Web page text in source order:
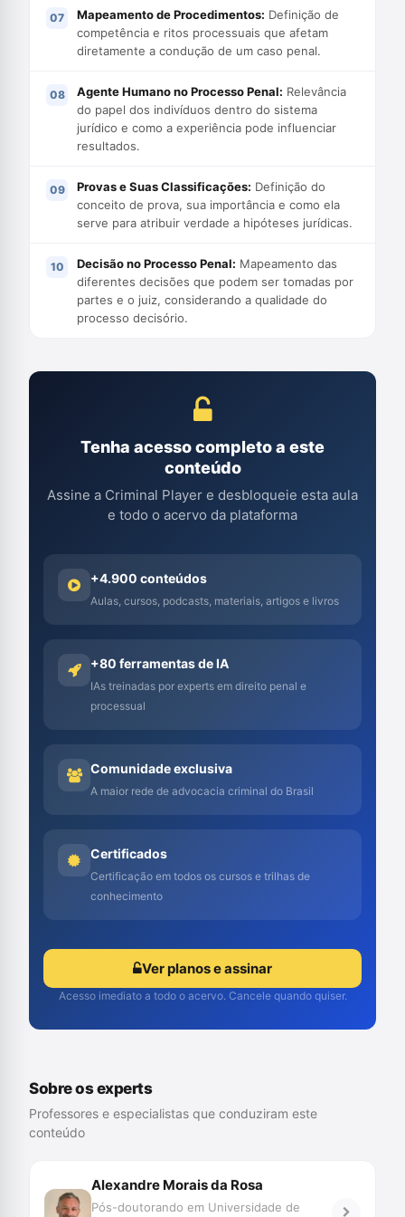
Mapeamento de Procedimentos: Definição de
competência e ritos processuais que afetam
diretamente a condução de um caso penal.
Agente Humano no Processo Penal: Relevância
do papel dos indivíduos dentro do sistema
jurídico e como a experiência pode influenciar
resultados.
Provas e Suas Classificações: Definição do
conceito de prova, sua importância e como ela
serve para atribuir verdade a hipóteses jurídicas.
Decisão no Processo Penal: Mapeamento das
diferentes decisões que podem ser tomadas por
partes e o juiz, considerando a qualidade do
processo decisório.
Tenha acesso completo a este
conteúdo
Assine a Criminal Player e desbloqueie esta aula
e todo o acervo da plataforma
+4.900 conteúdos
Aulas, cursos, podcasts, materiais, artigos e livros
+80 ferramentas de IA
IAs treinadas por experts em direito penal e
processual
Comunidade exclusiva
A maior rede de advocacia criminal do Brasil
Certificados
Certificação em todos os cursos e trilhas de
conhecimento
Ver planos e assinar
Acesso imediato a todo o acervo. Cancele quando quiser.
Sobre os experts
Professores e especialistas que conduziram este
conteúdo
Alexandre Morais da Rosa
Pós-doutorando em Universidade de